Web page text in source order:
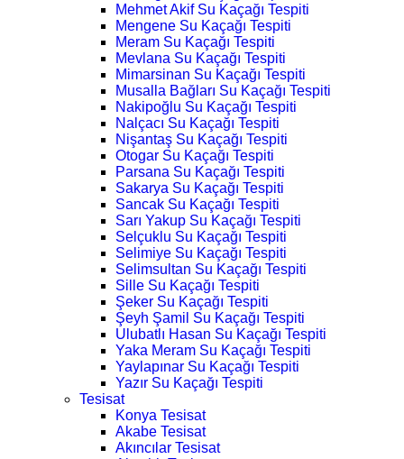
Mehmet Akif Su Kaçağı Tespiti
Mengene Su Kaçağı Tespiti
Meram Su Kaçağı Tespiti
Mevlana Su Kaçağı Tespiti
Mimarsinan Su Kaçağı Tespiti
Musalla Bağları Su Kaçağı Tespiti
Nakipoğlu Su Kaçağı Tespiti
Nalçacı Su Kaçağı Tespiti
Nişantaş Su Kaçağı Tespiti
Otogar Su Kaçağı Tespiti
Parsana Su Kaçağı Tespiti
Sakarya Su Kaçağı Tespiti
Sancak Su Kaçağı Tespiti
Sarı Yakup Su Kaçağı Tespiti
Selçuklu Su Kaçağı Tespiti
Selimiye Su Kaçağı Tespiti
Selimsultan Su Kaçağı Tespiti
Sille Su Kaçağı Tespiti
Şeker Su Kaçağı Tespiti
Şeyh Şamil Su Kaçağı Tespiti
Ulubatlı Hasan Su Kaçağı Tespiti
Yaka Meram Su Kaçağı Tespiti
Yaylapınar Su Kaçağı Tespiti
Yazır Su Kaçağı Tespiti
Tesisat
Konya Tesisat
Akabe Tesisat
Akıncılar Tesisat